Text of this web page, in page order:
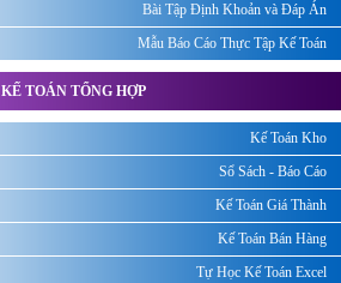
Bài Tập Định Khoản và Đáp Án
Mẫu Báo Cáo Thực Tập Kế Toán
KẾ TOÁN TỔNG HỢP
Kế Toán Kho
Sổ Sách - Báo Cáo
Kế Toán Giá Thành
Kế Toán Bán Hàng
Tự Học Kế Toán Excel